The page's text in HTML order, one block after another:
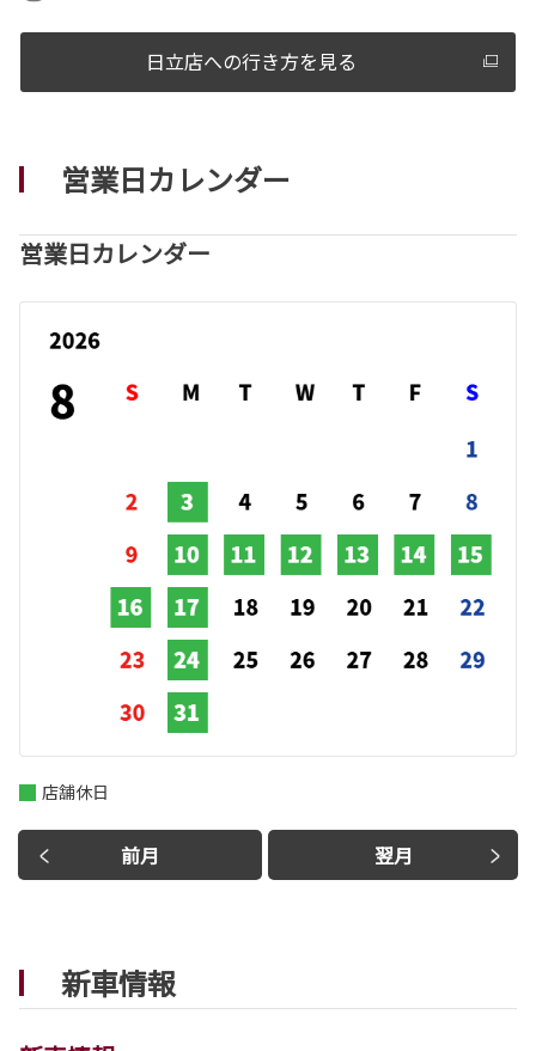
日立店への行き方を見る
営業日カレンダー
営業日カレンダー
前月 翌月
店舗休日
新車情報